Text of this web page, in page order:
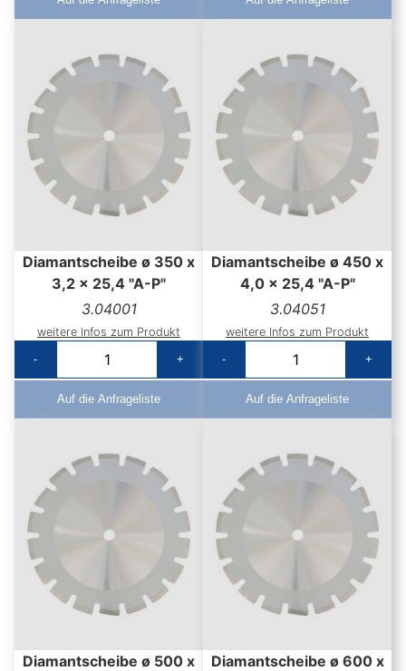
Diamantscheibe ø 350 x
3,2 x 25,4 "A-P"
3.04001
weitere Infos zum Produkt
-
+
Auf die Anfrageliste
Diamantscheibe ø 450 x
4,0 x 25,4 "A-P"
3.04051
weitere Infos zum Produkt
-
+
Auf die Anfrageliste
Diamantscheibe ø 500 x
Diamantscheibe ø 600 x